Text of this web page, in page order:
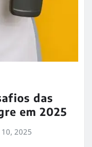
das
em 2025
2025